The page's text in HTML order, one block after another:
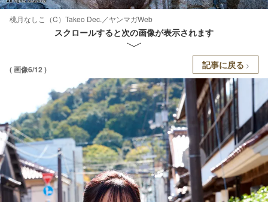
桃月なしこ（C）Takeo Dec.／ヤンマガWeb
スクロールすると次の画像が表示されます
( 画像6/12 ) 記事に戻る